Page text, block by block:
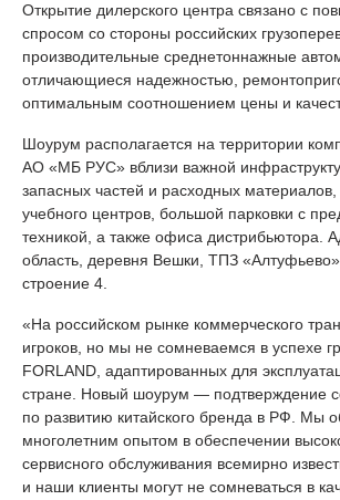
Открытие дилерского центра связано с
спросом со стороны российских
производительные среднетоннажные
отличающиеся надежностью,
оптимальным соотношением цены и
Шоурум располагается на территории
АО «МБ РУС» вблизи важной
запасных частей и расходных материалов,
учебного центров, большой парковки с
техникой, а также офиса дистрибьютора.
область, деревня Вешки, ТПЗ
строение 4.
«На российском рынке коммерческого
игроков, но мы не сомневаемся в успехе
FORLAND, адаптированных для
стране. Новый шоурум — подтверждение
по развитию китайского бренда в РФ. Мы
многолетним опытом в обеспечении
сервисного обслуживания всемирно
и наши клиенты могут не сомневаться в